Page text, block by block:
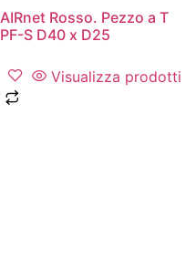
AIRnet Rosso. Pezzo a T
PF-S D40 x D25
Visualizza prodotti